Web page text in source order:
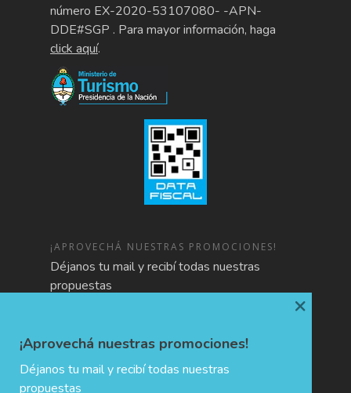
número EX-2020-53107080- -APN-
DDE#SGP . Para mayor información, haga
click aquí.
¡APROVECHÁ NUESTRAS PROMOCIONES!
Déjanos tu mail y recibí todas nuestras
propuestas
¡Aprovechá nuestras promociones!
Déjanos tu mail y recibí todas nuestras
propuestas
×